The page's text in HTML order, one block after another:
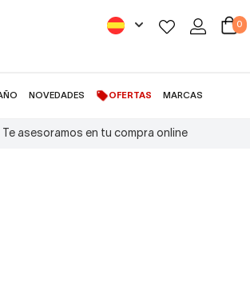
0
NOVEDADES OFERTAS MARCAS
Te asesoramos en tu compra online